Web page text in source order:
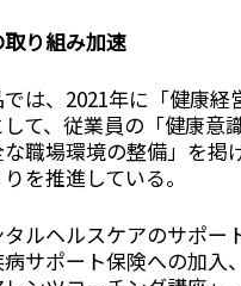
り組み加速
は、2021年に「健康
て、従業員の「健康意
職場環境の整備」を掲
を推進している。
ルヘルスケアのサポー
サポート保険への加入